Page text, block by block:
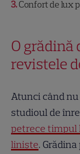
3 Confort de lux
O grădină
revistele
Atunci când
studioul de
petrece timpul
liniște.